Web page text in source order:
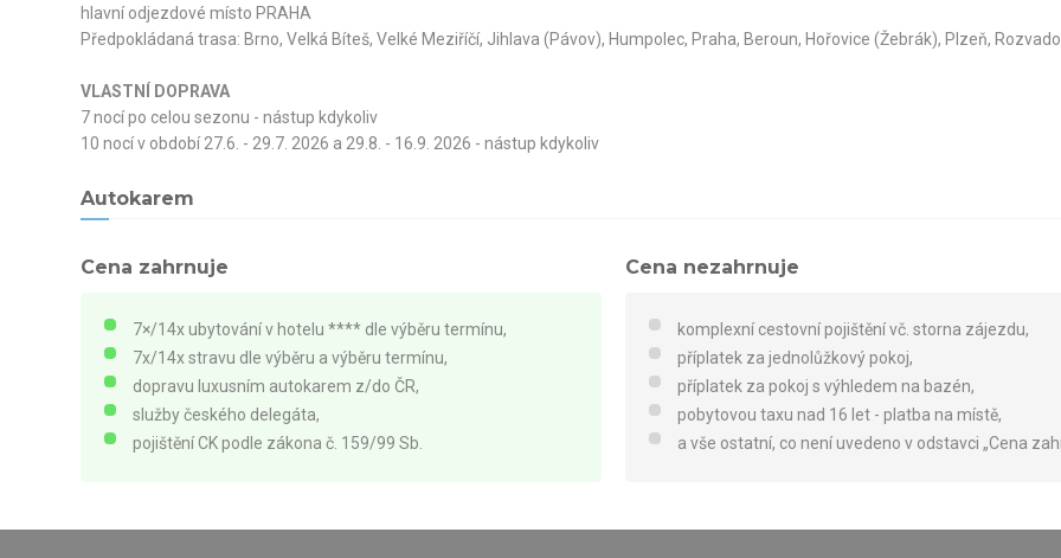
hlavní odjezdové místo PRAHA
Předpokládaná trasa: Brno, Velká Bíteš, Velké Meziříčí, Jihlava (Pávov), Humpolec, Praha, Beroun, Hořovice (Žebrák), Plzeň,
VLASTNÍ DOPRAVA
7 nocí po celou sezonu - nástup kdykoliv
10 nocí v období 27.6. - 29.7. 2026 a 29.8. - 16.9. 2026 - nástup kdykoliv
Autokarem
Cena zahrnuje
7×/14x ubytování v hotelu **** dle výběru termínu,
7x/14x stravu dle výběru a výběru termínu,
dopravu luxusním autokarem z/do ČR,
služby českého delegáta,
pojištění CK podle zákona č. 159/99 Sb.
Cena nezahrnuje
komplexní cestovní pojištění vč. storna zájezdu,
příplatek za jednolůžkový pokoj,
příplatek za pokoj s výhledem na bazén,
pobytovou taxu nad 16 let - platba na místě,
a vše ostatní, co není uvedeno v odstavci „Cena